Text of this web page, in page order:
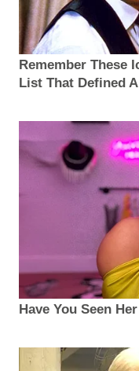
Remember These
List That Defined
Have You Seen